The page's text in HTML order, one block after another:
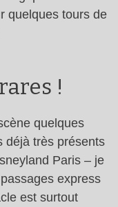
quelques tours de
!
quelques
déjà très présents
Paris – je
express
est surtout